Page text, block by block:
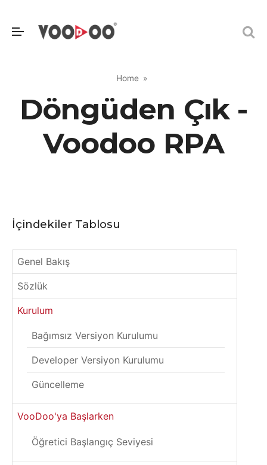
Home
Döngüden Çık -
Voodoo RPA
İçindekiler Tablosu
Genel Bakış
Sözlük
Kurulum
Bağımsız Versiyon Kurulumu
Developer Versiyon Kurulumu
Güncelleme
VooDoo'ya Başlarken
Öğretici Başlangıç Seviyesi